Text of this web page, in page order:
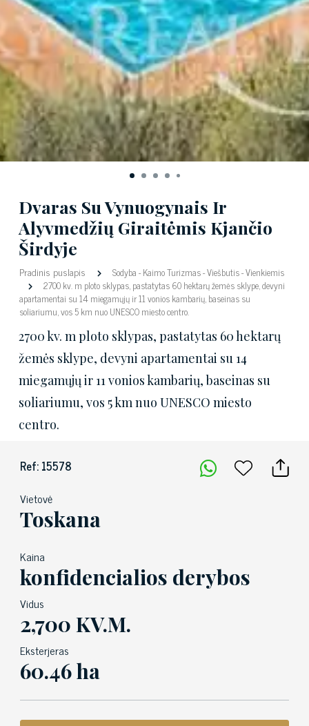
Dvaras Su Vynuogynais Ir
Alyvmedžių Giraitėmis Kjančio
Širdyje
Pradinis puslapis Sodyba-Kaimo Turizmas-Viešbutis-Vienkiemis
2700 kv. m ploto sklypas, pastatytas 60 hektarų žemės sklype, devyni
apartamentai su 14 miegamųjų ir 11 vonios kambarių, baseinas su
soliariumu, vos 5 km nuo UNESCO miesto centro.
2700 kv. m ploto sklypas, pastatytas 60 hektarų
žemės sklype, devyni apartamentai su 14
miegamųjų ir 11 vonios kambarių, baseinas su
soliariumu, vos 5 km nuo UNESCO miesto
centro.
Ref: 15578
Vietovė
Toskana
Kaina
konfidencialios derybos
Vidus
2,700 KV.M.
Eksterjeras
60.46 ha